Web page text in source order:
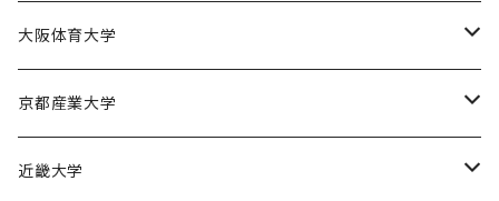
大阪産業大学バスケットボール部
大阪体育大学
大阪体育大学女子バスケットボール部
京都産業大学
京都産業大学男子バスケットボール部
近畿大学